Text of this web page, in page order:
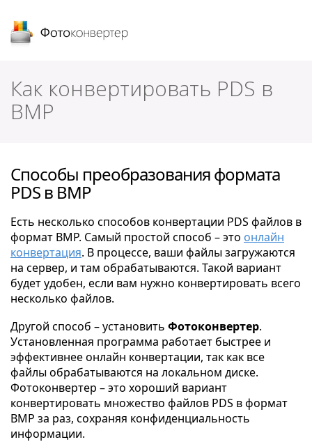
Как конвертировать PDS в
BMP
Способы преобразования формата
PDS в BMP
Есть несколько способов конвертации PDS файлов в
формат BMP. Самый простой способ – это онлайн
конвертация. В процессе, ваши файлы загружаются
на сервер, и там обрабатываются. Такой вариант
будет удобен, если вам нужно конвертировать всего
несколько файлов.
Другой способ – установить Фотоконвертер.
Установленная программа работает быстрее и
эффективнее онлайн конвертации, так как все
файлы обрабатываются на локальном диске.
Фотоконвертер – это хороший вариант
конвертировать множество файлов PDS в формат
BMP за раз, сохраняя конфиденциальность
информации.